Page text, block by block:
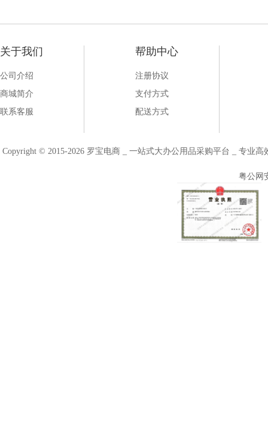
关于我们
公司介绍
商城简介
联系客服
帮助中心
注册协议
支付方式
配送方式
Copyright © 2015-2026 罗宝电商 _ 一站式大办公用品采购平台 _ 专业
粤公网